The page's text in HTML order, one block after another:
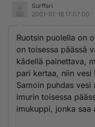
Surffari
2001-01-18 17:07:00
Ruotsin puolella on
on toisessa päässä
kädellä painettava,
pari kertaa, niin vesi
Samoin puhdas
imurin toisessa
imukuppi, jonka saa